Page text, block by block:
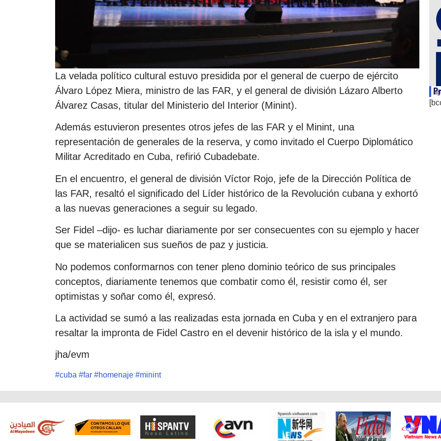
La velada político cultural estuvo presidida por el general de cuerpo de ejército
Álvaro López Miera, ministro de las FAR, y el general de división Lázaro Alberto
Álvarez Casas, titular del Ministerio del Interior (Minint).
Además estuvieron presentes otros jefes de las FAR y el Minint, una
representación de generales de la reserva, y como invitado el Cuerpo Diplomático
Militar Acreditado en Cuba, refirió Cubadebate.
En el encuentro, el general de división Víctor Rojo, jefe de la Dirección Política de
las FAR, resaltó el significado del Líder histórico de la Revolución cubana y exhortó
a las nuevas generaciones a seguir su legado.
Ser Fidel –dijo- es luchar diariamente por ser consecuentes con su ejemplo y hacer
que se materialicen sus sueños de paz y justicia.
No podemos conformarnos con tener pleno dominio teórico de sus principales
conceptos, diariamente tenemos que combatir como él, resistir como él, ser
optimistas y soñar como él, expresó.
La actividad se sumó a las realizadas esta jornada en Cuba y en el extranjero para
resaltar la impronta de Fidel Castro en el devenir histórico de la isla y el mundo.
jha/evm
#cuba #far #homenaje #minint